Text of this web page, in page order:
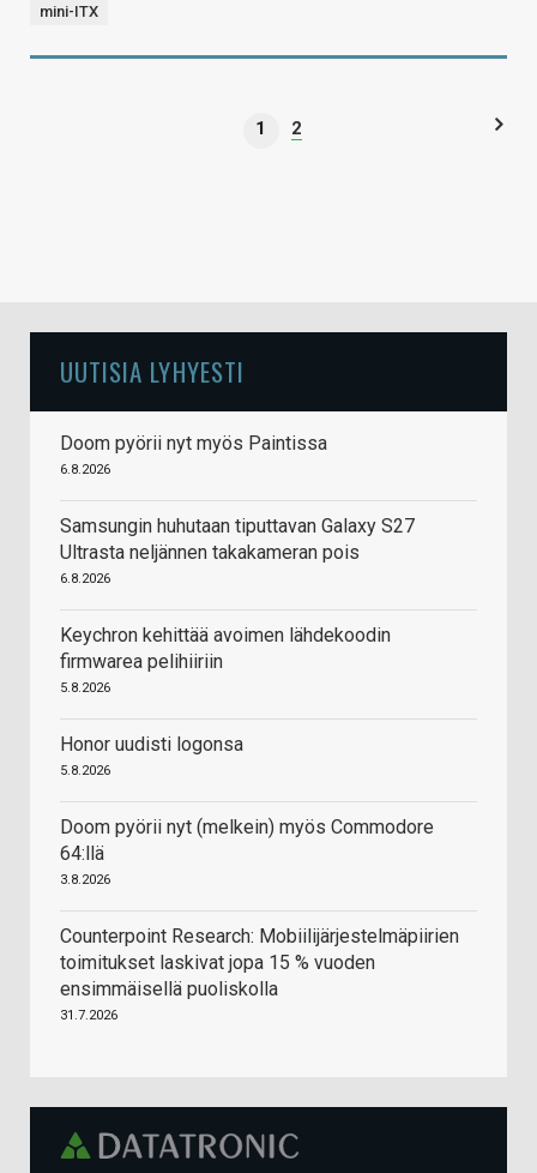
mini-ITX
1 2
UUTISIA LYHYESTI
Doom pyörii nyt myös Paintissa
6.8.2026
Samsungin huhutaan tiputtavan Galaxy S27
Ultrasta neljännen takakameran pois
6.8.2026
Keychron kehittää avoimen lähdekoodin
firmwarea pelihiiriin
5.8.2026
Honor uudisti logonsa
5.8.2026
Doom pyörii nyt (melkein) myös Commodore
64:llä
3.8.2026
Counterpoint Research: Mobiilijärjestelmäpiirien
toimitukset laskivat jopa 15 % vuoden
ensimmäisellä puoliskolla
31.7.2026